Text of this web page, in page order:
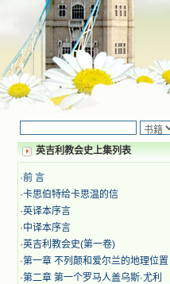
英吉利教会史上集列表
·前 言
·卡思伯特给卡思温的信
·英译本序言
·中译本序言
·英吉利教会史(第一卷)
·第一章 不列颠和爱尔兰的地理位置
·第二章 第一个罗马人盖乌斯·尤利